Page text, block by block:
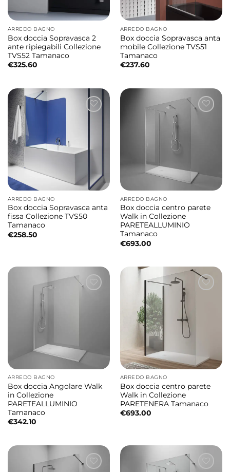
ARREDO BAGNO
Box doccia Sopravasca 2
ante ripiegabili Collezione
TVS52 Tamanaco
€325.60
ARREDO BAGNO
Box doccia Sopravasca anta
mobile Collezione TVS51
Tamanaco
€237.60
ARREDO BAGNO
Box doccia Sopravasca anta
fissa Collezione TVS50
Tamanaco
€258.50
ARREDO BAGNO
Box doccia centro parete
Walk in Collezione
PARETEALLUMINIO
Tamanaco
€693.00
ARREDO BAGNO
Box doccia Angolare Walk
in Collezione
PARETEALLUMINIO
Tamanaco
€342.10
ARREDO BAGNO
Box doccia centro parete
Walk in Collezione
PARETENERA Tamanaco
€693.00